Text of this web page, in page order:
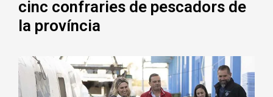
cinc confraries de pescadors de
la província